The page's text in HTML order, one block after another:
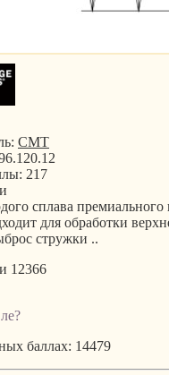
CMT
217
сплава премиального
для обработки
стружки ..
12366
баллах: 14479